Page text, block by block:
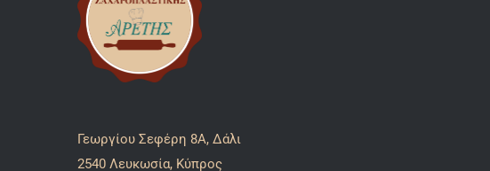
Γεωργίου Σεφέρη 8A, Δάλι
2540 Λευκωσία, Κύπρος